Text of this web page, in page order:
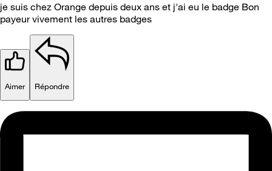
je suis chez Orange depuis deux ans et j'ai eu le badge Bon
payeur vivement les autres badges
Aimer Répondre